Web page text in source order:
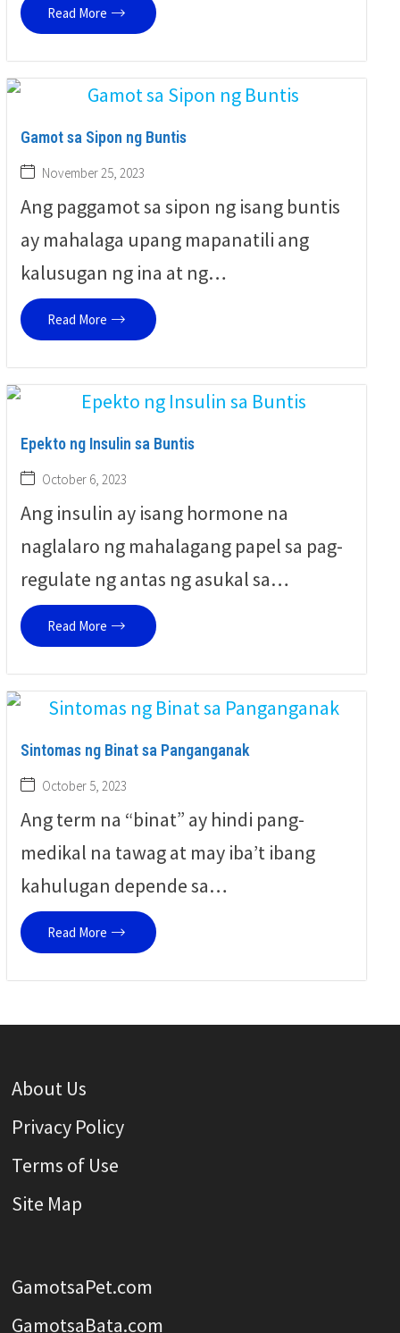
Read More
Gamot sa Sipon ng Buntis
November 25, 2023
Ang paggamot sa sipon ng isang buntis
ay mahalaga upang mapanatili ang
kalusugan ng ina at ng…
Read More
Epekto ng Insulin sa Buntis
October 6, 2023
Ang insulin ay isang hormone na
naglalaro ng mahalagang papel sa pag-
regulate ng antas ng asukal sa…
Read More
Sintomas ng Binat sa Panganganak
October 5, 2023
Ang term na “binat” ay hindi pang-
medikal na tawag at may iba’t ibang
kahulugan depende sa…
Read More
About Us
Privacy Policy
Terms of Use
Site Map
GamotsaPet.com
GamotsaBata.com